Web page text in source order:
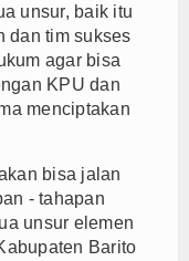
unsur, baik itu
dan tim sukses
agar bisa
KPU dan
menciptakan
bisa jalan
- tahapan
unsur elemen
Barito